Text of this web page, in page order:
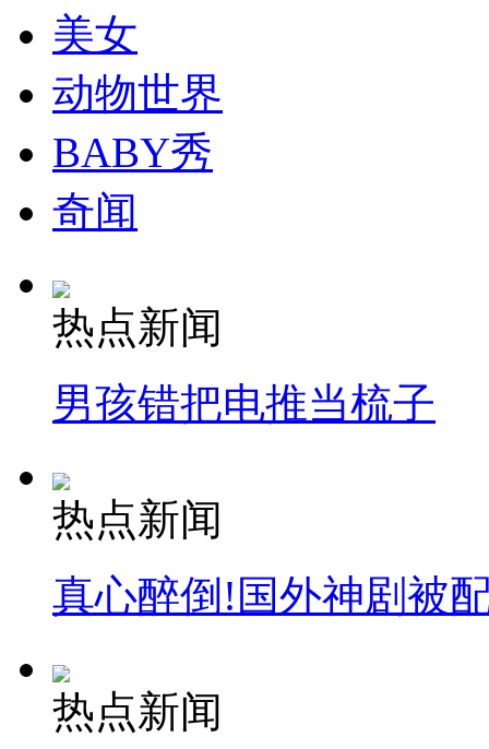
女孩北京地铁殴打老人 痛下狠手拳打脚踢
无痛分娩是否安全 医生回应
外交部：反对强权政治霸凌主义
走！跟着总书记去植树
纽约上演“枕头大战”
美女
动物世界
BABY秀
奇闻
热点新闻
男孩错把电推当梳子
热点新闻
真心醉倒!国外神剧被
热点新闻